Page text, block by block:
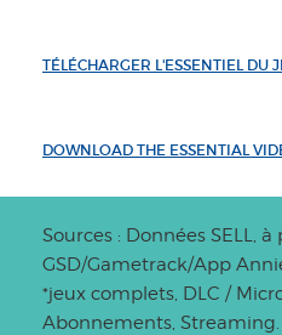
TÉLÉCHARGER L'ESSENTIEL DU
DOWNLOAD THE ESSENTIAL
Sources : Données SELL,
GSD/Gametrack/App
*jeux complets, DLC /
Abonnements, Streaming.